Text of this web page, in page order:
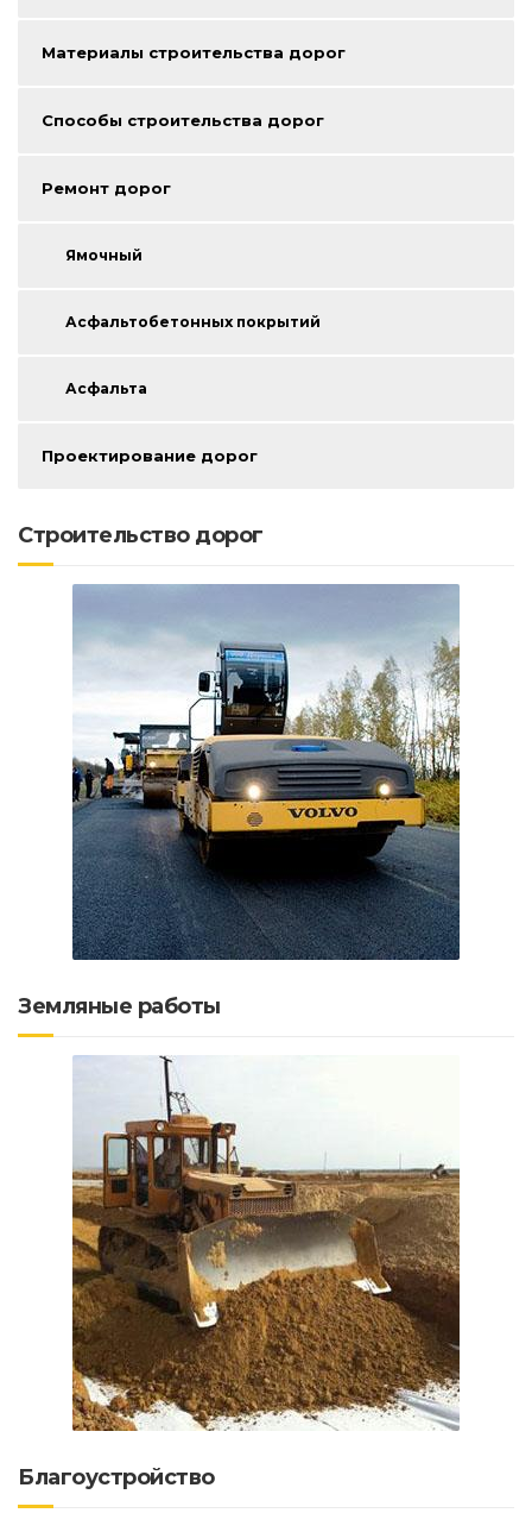
Материалы строительства дорог
Способы строительства дорог
Ремонт дорог
Ямочный
Асфальтобетонных покрытий
Асфальта
Проектирование дорог
Строительство дорог
Земляные работы
Благоустройство